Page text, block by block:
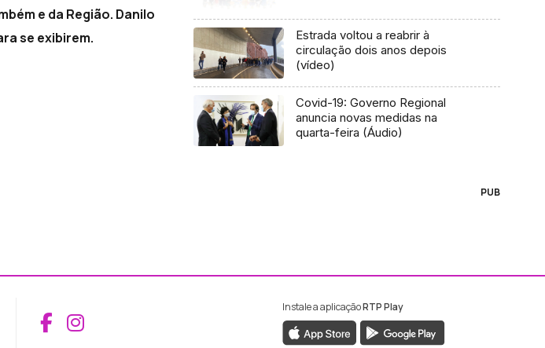
e da Região. Danilo
se exibirem.
Estrada voltou a reabrir à
circulação dois anos depois
(vídeo)
Covid-19: Governo Regional
anuncia novas medidas na
quarta-feira (Áudio)
PUB
Aceder ao Facebook da RTP Madeira
Aceder ao Instagram da RTP Madeira
Instale a aplicaçãoRTP Play